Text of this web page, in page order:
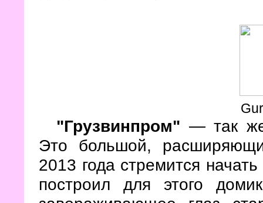
"Грузвинпром" — так
Это большой,
2013 года стремится
построил для этого